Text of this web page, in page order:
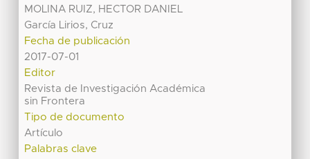
MOLINA RUIZ, HECTOR DANIEL
García Lirios, Cruz
Fecha de publicación
2017-07-01
Editor
Revista de Investigación Académica
sin Frontera
Tipo de documento
Artículo
Palabras clave